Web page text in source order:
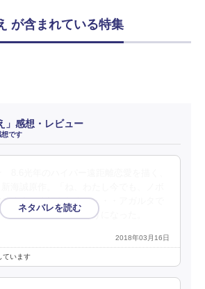
が含まれている特集
」感想・レビュー
です
ごくすごく好きだよ」・・・アガルタで
つい、もらい泣きしそうになった。
2018年03月16日
ています